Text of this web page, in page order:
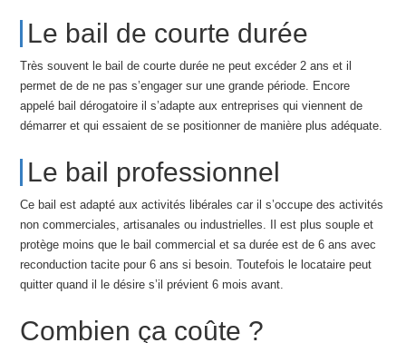
Le bail de courte durée
Très souvent le bail de courte durée ne peut excéder 2 ans et il
permet de de ne pas s’engager sur une grande période. Encore
appelé bail dérogatoire il s’adapte aux entreprises qui viennent de
démarrer et qui essaient de se positionner de manière plus adéquate.
Le bail professionnel
Ce bail est adapté aux activités libérales car il s’occupe des activités
non commerciales, artisanales ou industrielles. Il est plus souple et
protège moins que le bail commercial et sa durée est de 6 ans avec
reconduction tacite pour 6 ans si besoin. Toutefois le locataire peut
quitter quand il le désire s’il prévient 6 mois avant.
Combien ça coûte ?